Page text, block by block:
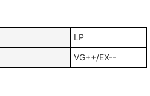
LP
VG++/EX--